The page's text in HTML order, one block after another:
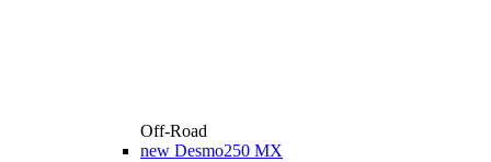
Off-Road
new Desmo250 MX